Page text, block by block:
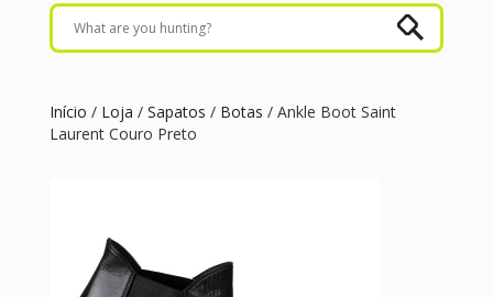
Início / Loja / Sapatos / Botas / Ankle Boot Saint
Laurent Couro Preto